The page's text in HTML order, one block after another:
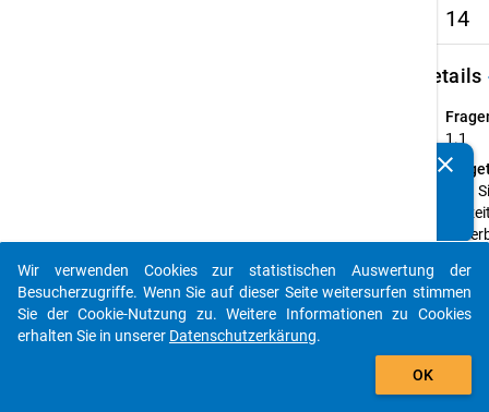
14
Details
1.1
Sind
Wir
Sie
clear
auto_stories
add_shopping_cart
Wir verwenden Cookies zur statistischen Auswertung der
Besucherzugriffe. Wenn Sie auf dieser Seite weitersurfen stimmen
Sie der Cookie-Nutzung zu. Weitere Informationen zu Cookies
erhalten Sie in unserer Datenschutzerkärung.
OK